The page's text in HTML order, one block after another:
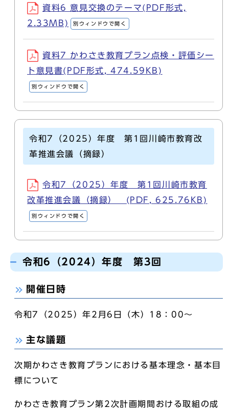
資料6 意見交換のテーマ(PDF形式,
2.33MB)
別ウィンドウで開く
資料7 かわさき教育プラン点検・評価シー
ト意見書(PDF形式, 474.59KB)
別ウィンドウで開く
令和7（2025）年度 第1回川崎市教育改
革推進会議（摘録）
令和7（2025）年度 第1回川崎市教育
改革推進会議（摘録） (PDF, 625.76KB)
別ウィンドウで開く
令和6（2024）年度 第3回
開催日時
令和7（2025）年2月6日（木）18：00～
主な議題
次期かわさき教育プランにおける基本理念・基本目
標について
かわさき教育プラン第2次計画期間おける取組の成